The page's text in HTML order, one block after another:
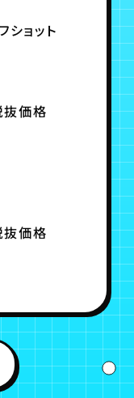
ショット
抜価格
抜価格